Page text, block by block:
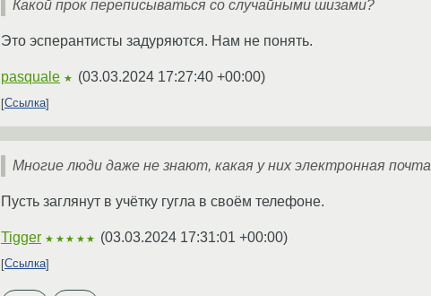
Какой прок переписываться со случайными шизами?
Это эсперантисты задуряются. Нам не понять.
pasquale ★ (03.03.2024 17:27:40 +00:00)
Ссылка
Многие люди даже не знают, какая у них электронная почта
Пусть заглянут в учётку гугла в своём телефоне.
Tigger ★★★★★ (03.03.2024 17:31:01 +00:00)
Ссылка